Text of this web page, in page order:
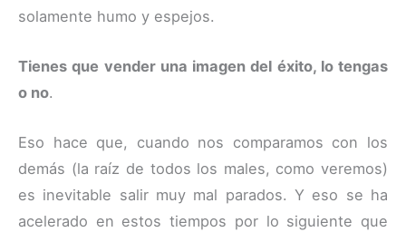
solamente humo y espejos.
Tienes que vender una imagen del éxito, lo tengas
o no.
Eso hace que, cuando nos comparamos con los
demás (la raíz de todos los males, como veremos)
es inevitable salir muy mal parados. Y eso se ha
acelerado en estos tiempos por lo siguiente que